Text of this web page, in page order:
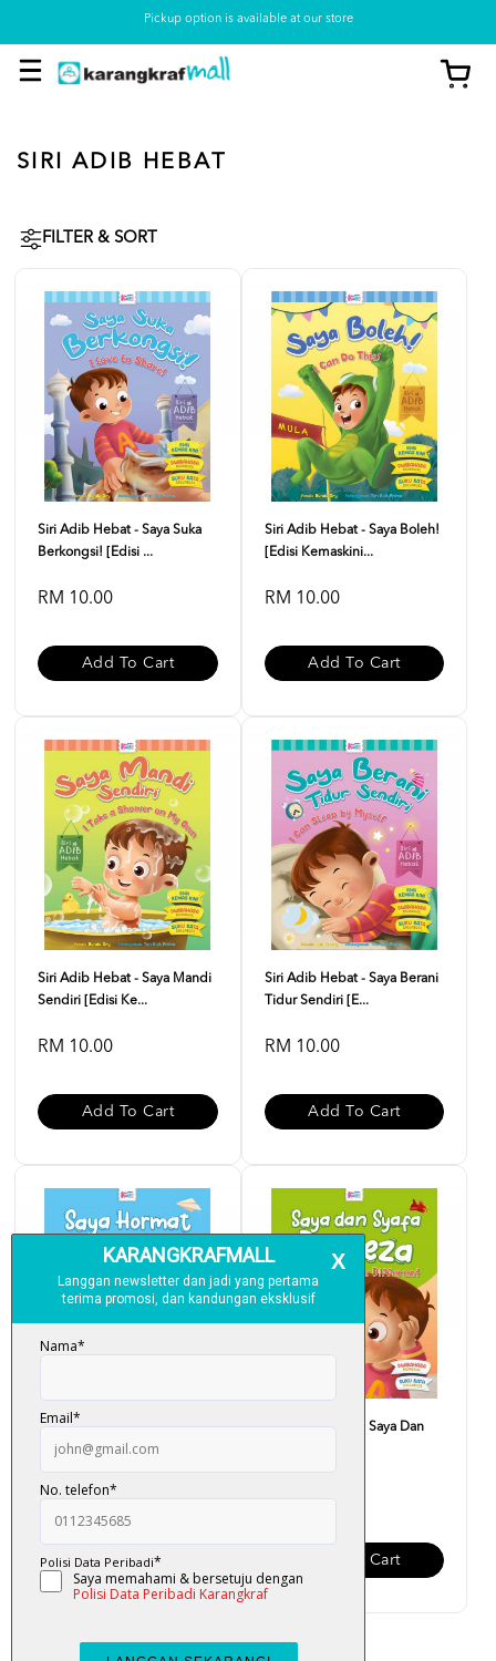
Pickup option is available at our store
SIRI ADIB HEBAT
FILTER & SORT
Siri Adib Hebat - Saya Suka
Berkongsi! [Edisi ...
RM 10.00
Add To Cart
Siri Adib Hebat - Saya Boleh!
[Edisi Kemaskini...
RM 10.00
Add To Cart
Siri Adib Hebat - Saya Mandi
Sendiri [Edisi Ke...
RM 10.00
Add To Cart
Siri Adib Hebat - Saya Berani
Tidur Sendiri [E...
RM 10.00
Add To Cart
Siri Adib Hebat - Saya
Hormat Orang Lain
RM 12.00
Add To Cart
Siri Adib Hebat - Saya Dan
RM 12.00
Add To Cart